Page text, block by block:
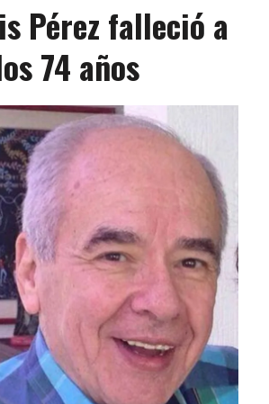
Pérez falleció a
74 años